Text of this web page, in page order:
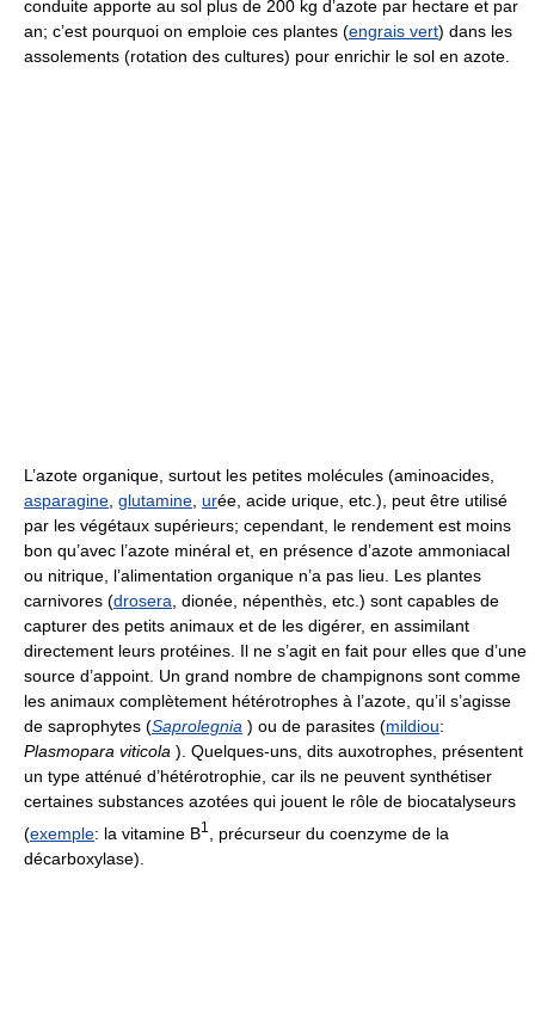
conduite apporte au sol plus de 200 kg d’azote par hectare et par
an; c’est pourquoi on emploie ces plantes (engrais vert) dans les
assolements (rotation des cultures) pour enrichir le sol en azote.
L’azote organique, surtout les petites molécules (aminoacides,
asparagine, glutamine, urée, acide urique, etc.), peut être utilisé
par les végétaux supérieurs; cependant, le rendement est moins
bon qu’avec l’azote minéral et, en présence d’azote ammoniacal
ou nitrique, l’alimentation organique n’a pas lieu. Les plantes
carnivores (drosera, dionée, népenthès, etc.) sont capables de
capturer des petits animaux et de les digérer, en assimilant
directement leurs protéines. Il ne s’agit en fait pour elles que d’une
source d’appoint. Un grand nombre de champignons sont comme
les animaux complètement hétérotrophes à l’azote, qu’il s’agisse
de saprophytes (Saprolegnia ) ou de parasites (mildiou:
Plasmopara viticola ). Quelques-uns, dits auxotrophes, présentent
un type atténué d’hétérotrophie, car ils ne peuvent synthétiser
certaines substances azotées qui jouent le rôle de biocatalyseurs
(exemple: la vitamine B1
, précurseur du coenzyme de la
décarboxylase).